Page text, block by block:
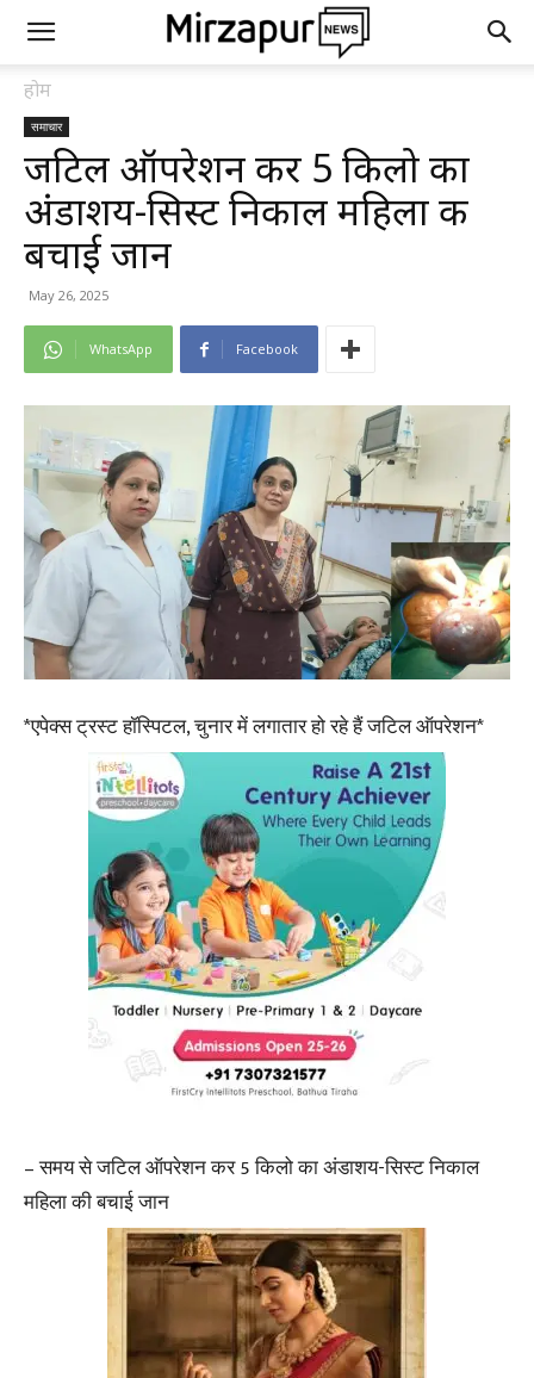
होम
समाचार
जटिल ऑपरेशन कर 5 किलो का
अंडाशय-सिस्ट निकाल महिला की
बचाई जान
May 26, 2025
WhatsApp Facebook
*एपेक्स ट्रस्ट हॉस्पिटल, चुनार में लगातार हो रहे हैं जटिल ऑपरेशन*
– समय से जटिल ऑपरेशन कर 5 किलो का अंडाशय-सिस्ट निकाल
महिला की बचाई जान